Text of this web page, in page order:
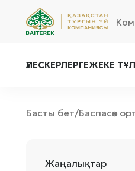
ҮЛЕСКЕРЛЕРГЕЖЕКЕ
Басты бет/Баспасөз
Жаңалықтар